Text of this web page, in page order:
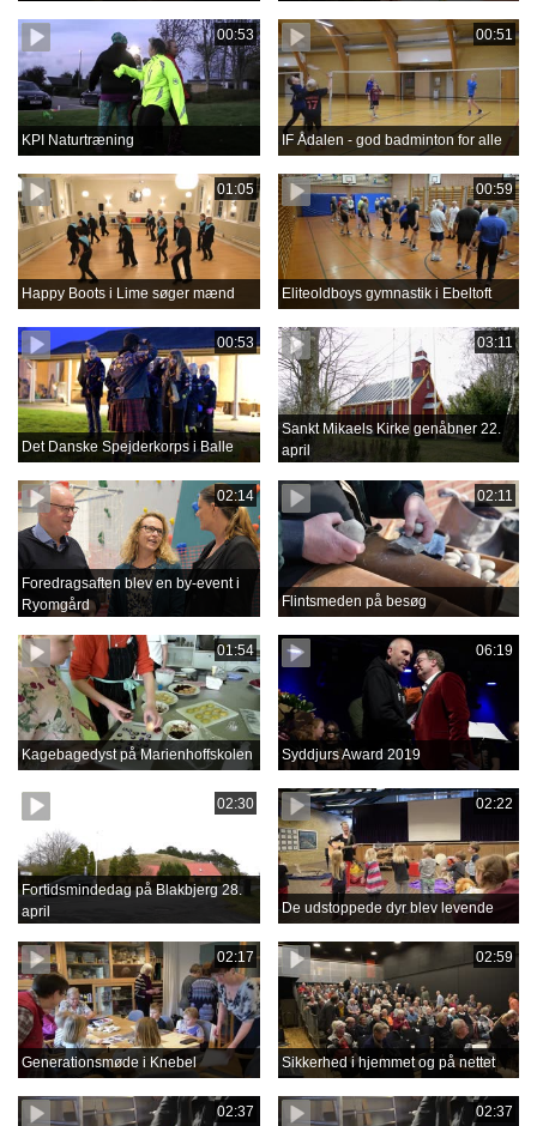
00:53
KPI Naturtræning
00:51
IF Ådalen - god badminton for alle
01:05
Happy Boots i Lime søger mænd
00:59
Eliteoldboys gymnastik i Ebeltoft
00:53
Det Danske Spejderkorps i Balle
03:11
Sankt Mikaels Kirke genåbner 22.
april
02:14
Foredragsaften blev en by-event i
Ryomgård
02:11
Flintsmeden på besøg
01:54
Kagebagedyst på Marienhoffskolen
06:19
Syddjurs Award 2019
02:30
Fortidsmindedag på Blakbjerg 28.
april
02:22
De udstoppede dyr blev levende
02:17
Generationsmøde i Knebel
02:59
Sikkerhed i hjemmet og på nettet
02:37 02:37